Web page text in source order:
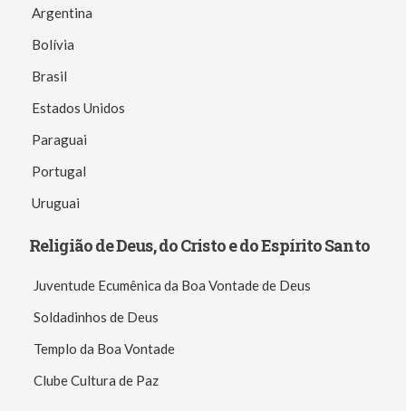
Argentina
Bolívia
Brasil
Estados Unidos
Paraguai
Portugal
Uruguai
Religião de Deus, do Cristo e do Espírito Santo
Juventude Ecumênica da Boa Vontade de Deus
Soldadinhos de Deus
Templo da Boa Vontade
Clube Cultura de Paz